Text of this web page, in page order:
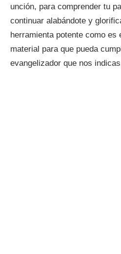
unción, para comprender tu
continuar alabándote y
herramienta potente como es
material para que pueda
evangelizador que nos